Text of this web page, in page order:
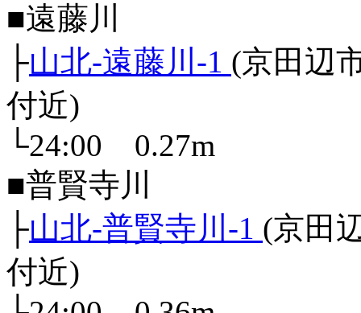
■遠藤川
├山北-遠藤川-1 (京田辺
付近)
└24:00 0.27m
■普賢寺川
├山北-普賢寺川-1 (京田
付近)